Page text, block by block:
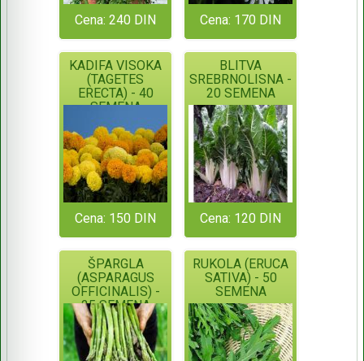
Cena: 240 DIN Cena: 170 DIN
KADIFA VISOKA
(TAGETES
ERECTA) - 40
SEMENA
Cena: 150 DIN
BLITVA
SREBRNOLISNA -
20 SEMENA
Cena: 120 DIN
ŠPARGLA
(ASPARAGUS
OFFICINALIS) -
25 SEMENA
RUKOLA (ERUCA
SATIVA) - 50
SEMENA